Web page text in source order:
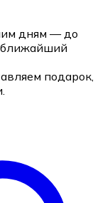
дням — до
ближайший
подарок,